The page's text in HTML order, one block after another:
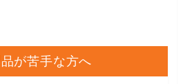
が苦手な方へ